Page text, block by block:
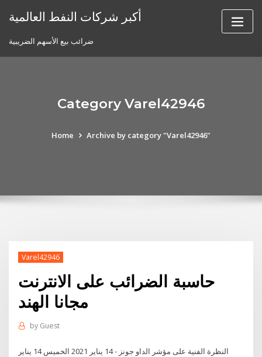
أكبر شركات النفط العالمية
ضرائب بيع الأسهم الضريبية
Category Varel42946
Home Archive by category "Varel42946"
Varel42946
حاسبة الضرائب على الانترنت
مجانا الهند
by Guest
النظرة الفنية على مؤشر الداو جونز - 14 يناير 2021 الخميس 14 يناير